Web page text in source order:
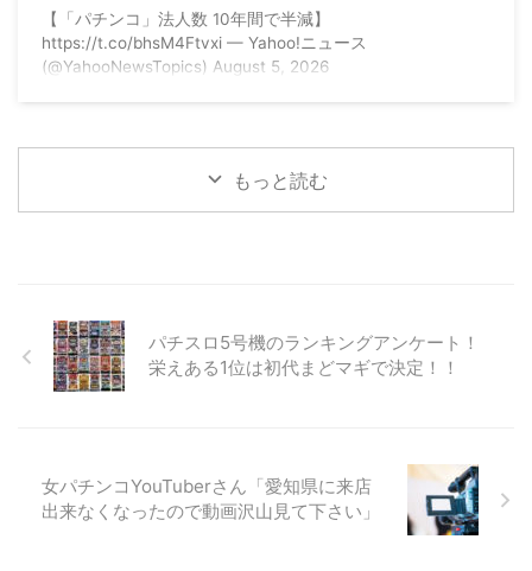
【「パチンコ」法人数 10年間で半減】
https://t.co/bhsM4Ftvxi — Yahoo!ニュース
(@YahooNewsTopics) August 5, 2026
もっと読む
パチスロ5号機のランキングアンケート！
栄えある1位は初代まどマギで決定！！
女パチンコYouTuberさん「愛知県に来店
出来なくなったので動画沢山見て下さい」